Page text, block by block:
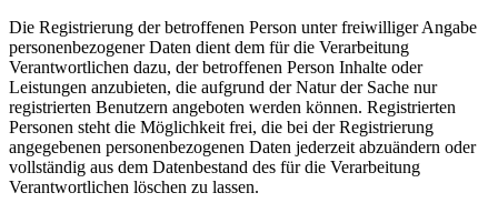
Die Registrierung der betroffenen Person unter freiwilliger Angabe
personenbezogener Daten dient dem für die Verarbeitung
Verantwortlichen dazu, der betroffenen Person Inhalte oder
Leistungen anzubieten, die aufgrund der Natur der Sache nur
registrierten Benutzern angeboten werden können. Registrierten
Personen steht die Möglichkeit frei, die bei der Registrierung
angegebenen personenbezogenen Daten jederzeit abzuändern oder
vollständig aus dem Datenbestand des für die Verarbeitung
Verantwortlichen löschen zu lassen.